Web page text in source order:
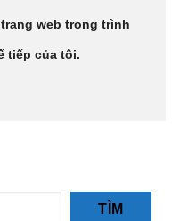
web trong trình
tiếp của tôi.
TÌM